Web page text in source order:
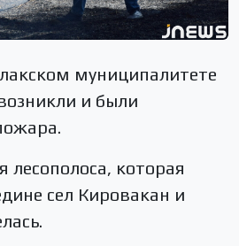
муниципалитете
и были
лесополоса, которая
сел Кировакан и